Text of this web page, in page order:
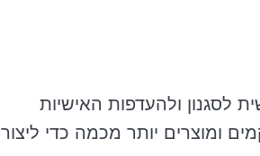
ולהעדפות האישיות
ומוצרים יותר מכמה כדי ליצור